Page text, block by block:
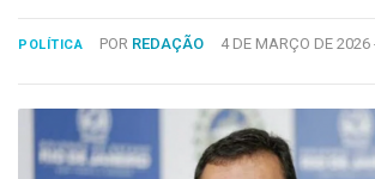
2024
Desenvolvido
POLÍTICA POR REDAÇÃO 4 DE MARÇO DE 2026